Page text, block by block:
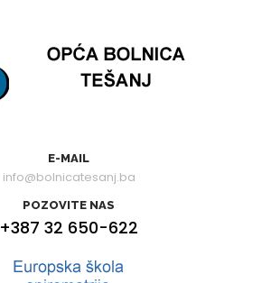
E-MAIL
info@bolnicatesanj.ba
POZOVITE NAS
+387 32 650-622